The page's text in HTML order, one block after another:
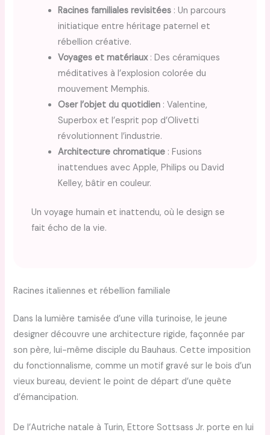
Racines familiales revisitées : Un parcours
initiatique entre héritage paternel et
rébellion créative.
Voyages et matériaux: Des céramiques
méditatives à l’explosion colorée du
mouvement Memphis.
Oser l’objet du quotidien : Valentine,
Superbox et l’esprit pop d’Olivetti
révolutionnent l’industrie.
Architecture chromatique : Fusions
inattendues avec Apple, Philips ou David
Kelley, bâtir en couleur.
Un voyage humain et inattendu, où le design se
fait écho de la vie.
Racines italiennes et rébellion familiale
Dans la lumière tamisée d’une villa turinoise, le jeune
designer découvre une architecture rigide, façonnée par
son père, lui-même disciple du Bauhaus. Cette imposition
du fonctionnalisme, comme un motif gravé sur le bois d’un
vieux bureau, devient le point de départ d’une quête
d’émancipation.
De l’Autriche natale à Turin, Ettore Sottsass Jr. porte en lui